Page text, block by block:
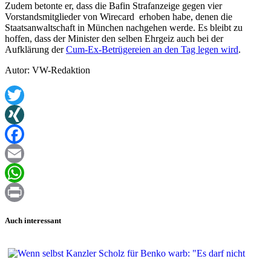
Zudem betonte er, dass die Bafin Strafanzeige gegen vier
Vorstandsmitglieder von Wirecard erhoben habe, denen die
Staatsanwaltschaft in München nachgehen werde. Es bleibt zu
hoffen, dass der Minister den selben Ehrgeiz auch bei der
Aufklärung derCum-Ex-Betrügereien an den Tag legen wird.
Autor: VW-Redaktion
Twitter
XING
Facebook
Email
WhatsApp
Auch interessant